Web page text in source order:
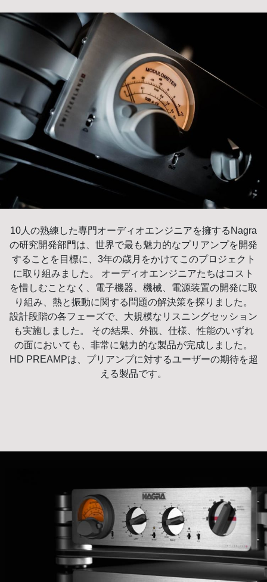
10人の熟練した専門オーディオエンジニアを擁するNagra
の研究開発部門は、世界で最も魅力的なプリアンプを開発
することを目標に、3年の歳月をかけてこのプロジェクト
に取り組みました。 オーディオエンジニアたちはコスト
を惜しむことなく、電子機器、機械、電源装置の開発に取
り組み、熱と振動に関する問題の解決策を探りました。
設計段階の各フェーズで、大規模なリスニングセッション
も実施しました。 その結果、外観、仕様、性能のいずれ
の面においても、非常に魅力的な製品が完成しました。
HD PREAMPは、プリアンプに対するユーザーの期待を超
える製品です。